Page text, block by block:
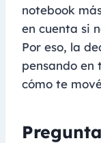
notebook
en cuenta si
Por eso, la
pensando en
cómo te